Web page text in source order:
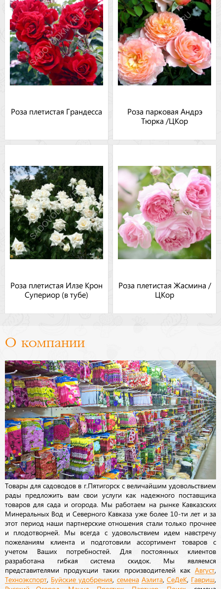
Роза плетистая Грандесса
Роза парковая Андрэ
Тюрка /ЦКор
Роза плетистая Илзе Крон
Супериор (в тубе)
Роза плетистая Жасмина /
ЦКор
О компании
Товары для садоводов в г.Пятигорск с величайшим удовольствием
рады предложить вам свои услуги как надежного поставщика
товаров для сада и огорода. Мы работаем на рынке Кавказских
Минеральных Вод и Северного Кавказа уже более 10-ти лет и за
этот период наши партнерские отношения стали только прочнее
и плодотворней. Мы всегда с удовольствием идем навстречу
пожеланиям клиента и подготовили ассортимент товаров с
учетом Ваших потребностей. Для постоянных клиентов
разработана гибкая система скидок. Мы являемся
представителями продукции таких производителей как Август
Техноэкспорт Буйские удобрения семена Аэлита, СеДеК, Гавриш